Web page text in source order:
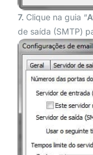
7. Clique na guia “
de saída (SMTP)